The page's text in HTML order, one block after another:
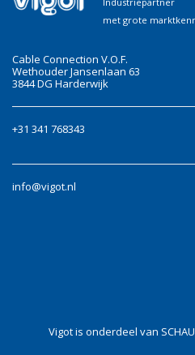
met grote
Cable Connection V.O.F.
Wethouder Jansenlaan 63
3844 DG Harderwijk
+31 341 768343
info@vigot.nl
Vigot is onderdeel van